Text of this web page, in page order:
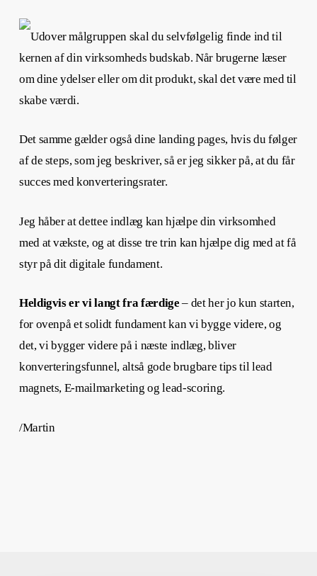
Udover målgruppen skal du selvfølgelig finde ind til
kernen af din virksomheds budskab. Når brugerne læser
om dine ydelser eller om dit produkt, skal det være med til
skabe værdi.
Det samme gælder også dine landing pages, hvis du følger
af de steps, som jeg beskriver, så er jeg sikker på, at du får
succes med konverteringsrater.
Jeg håber at dettee indlæg kan hjælpe din virksomhed
med at vækste, og at disse tre trin kan hjælpe dig med at få
styr på dit digitale fundament.
Heldigvis er vi langt fra færdige – det her jo kun starten,
for ovenpå et solidt fundament kan vi bygge videre, og
det, vi bygger videre på i næste indlæg, bliver
konverteringsfunnel, altså gode brugbare tips til lead
magnets, E-mailmarketing og lead-scoring.
/Martin